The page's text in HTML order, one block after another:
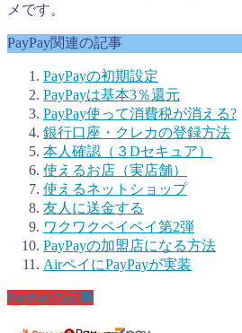
メです。
PayPay関連の記事
PayPayの初期設定
PayPayは基本3％還元
PayPay使って消費税が消える?
銀行口座・クレカの登録方法
本人確認（３Dセキュア）
使えるお店（実店舗）
使えるネットショップ
友人に送金する
ワクワクペイペイ第2弾
PayPayの加盟店になる方法
AirペイにPayPayが実装
PayPayの記事